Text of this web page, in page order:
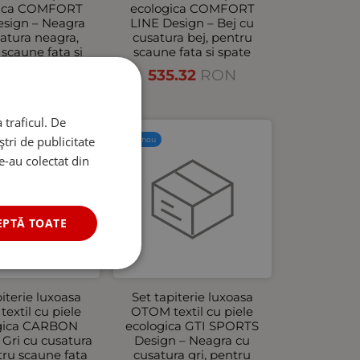
COMFORT
– Neagra
neagra,
fata si
ecologica COMFORT
LINE Design – Bej cu
cusatura bej, pentru
scaune fata si spate
535.32 RON
luxoasa
textil cu piele
CARBON
cu cusatura
scaune fata
Set tapiterie luxoasa
OTOM textil cu piele
ecologica GTI SPORTS
Design – Neagra cu
cusatura gri, pentru
Produs nou
traficul. De
de publicitate
au colectat din
TOATE